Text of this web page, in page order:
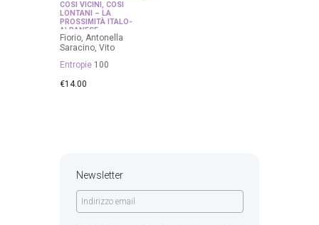
COSÌ VICINI, COSÌ
LONTANI – LA
PROSSIMITÀ ITALO-
ALBANESE
Fiorio, Antonella
Saracino, Vito
Entropie 100
€14.00
Newsletter